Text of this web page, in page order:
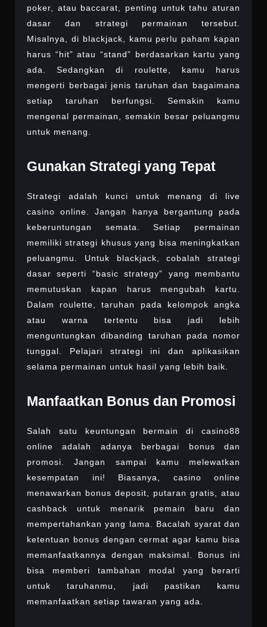
poker, atau baccarat, penting untuk tahu aturan
dasar dan strategi permainan tersebut.
Misalnya, di blackjack, kamu perlu paham kapan
harus “hit” atau “stand” berdasarkan kartu yang
ada. Sedangkan di roulette, kamu harus
mengerti berbagai jenis taruhan dan bagaimana
setiap taruhan berfungsi. Semakin kamu
mengenal permainan, semakin besar peluangmu
untuk menang.
Gunakan Strategi yang Tepat
Strategi adalah kunci untuk menang di live
casino online. Jangan hanya bergantung pada
keberuntungan semata. Setiap permainan
memiliki strategi khusus yang bisa meningkatkan
peluangmu. Untuk blackjack, cobalah strategi
dasar seperti “basic strategy” yang membantu
memutuskan kapan harus mengubah kartu.
Dalam roulette, taruhan pada kelompok angka
atau warna tertentu bisa jadi lebih
menguntungkan dibanding taruhan pada nomor
tunggal. Pelajari strategi ini dan aplikasikan
selama permainan untuk hasil yang lebih baik.
Manfaatkan Bonus dan Promosi
Salah satu keuntungan bermain di casino88
online adalah adanya berbagai bonus dan
promosi. Jangan sampai kamu melewatkan
kesempatan ini! Biasanya, casino online
menawarkan bonus deposit, putaran gratis, atau
cashback untuk menarik pemain baru dan
mempertahankan yang lama. Bacalah syarat dan
ketentuan bonus dengan cermat agar kamu bisa
memanfaatkannya dengan maksimal. Bonus ini
bisa memberi tambahan modal yang berarti
untuk taruhanmu, jadi pastikan kamu
memanfaatkan setiap tawaran yang ada.